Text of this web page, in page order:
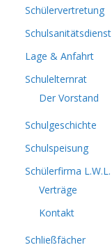
Schülervertretung
Schulsanitätsdienst
Lage & Anfahrt
Schulelternrat
Der Vorstand
Schulgeschichte
Schulspeisung
Schülerfirma L.W.L.
Verträge
Kontakt
Schließfächer